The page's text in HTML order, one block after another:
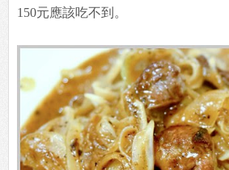
骰子牛有黑胡椒、咖哩跟原味三種
個黑胡椒口味
的骰子牛，採用牛肋條伴著大量的
成。這樣一大